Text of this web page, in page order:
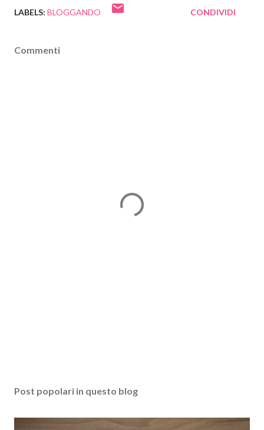
LABELS: BLOGGANDO CONDIVIDI
Commenti
Post popolari in questo blog